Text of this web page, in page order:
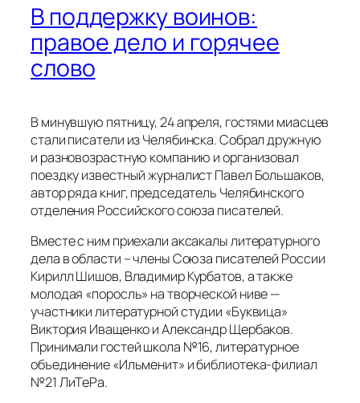
В поддержку воинов:
правое дело и горячее
слово
В минувшую пятницу, 24 апреля, гостями миасцев
стали писатели из Челябинска. Собрал дружную
и разновозрастную компанию и организовал
поездку известный журналист Павел Большаков,
автор ряда книг, председатель Челябинского
отделения Российского союза писателей.
Вместе с ним приехали аксакалы литературного
дела в области – члены Союза писателей России
Кирилл Шишов, Владимир Курбатов, а также
молодая «поросль» на творческой ниве —
участники литературной студии «Буквица»
Виктория Иващенко и Александр Щербаков.
Принимали гостей школа №16, литературное
объединение «Ильменит» и библиотека-филиал
№21 ЛиТеРа.